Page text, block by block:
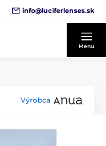
info@luciferlenses.sk
Menu
Výrobca